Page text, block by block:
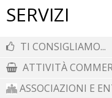
contado (comitatus)
Civitaretenga. A
del castello di
fortificazione si
ampio, atto ad
SERVIZI
TI CONSIGLIAMO...
ATTIVITÀ
ASSOCIAZIONI E